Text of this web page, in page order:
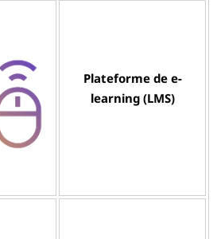
Plateforme de e-
learning (LMS)